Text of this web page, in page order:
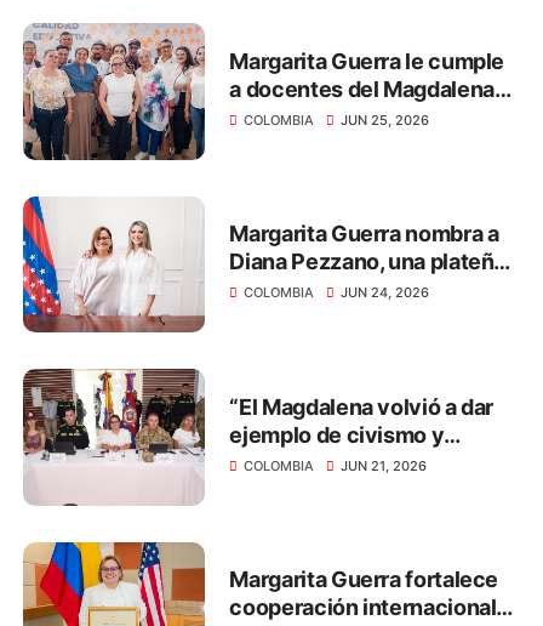
Margarita Guerra le cumple
a docentes del Magdalena
con el pago de salarios y
COLOMBIA JUN 25, 2026
Margarita Guerra nombra a
Diana Pezzano, una plateña,
como nueva secretaria de
COLOMBIA JUN 24, 2026
“El Magdalena volvió a dar
ejemplo de civismo y
respeto por la democracia
COLOMBIA JUN 21, 2026
Margarita Guerra fortalece
cooperación internacional